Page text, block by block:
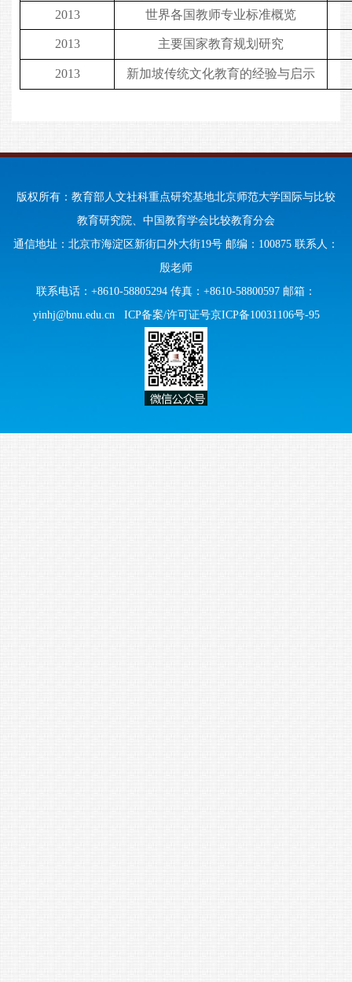
2013
世界各国教师专业标准概览
2013 主要国家教育规划研究
2013 新加坡传统文化教育的经验与启示
版权所有：教育部人文社科重点研究基地北京师范大学国际与比较
教育研究院、中国教育学会比较教育分会
通信地址：北京市海淀区新街口外大街19号 邮编：100875 联系人：
殷老师
联系电话：+8610-58805294 传真：+8610-58800597 邮箱：
yinhj@bnu.edu.cn ICP备案/许可证号京ICP备10031106号-95